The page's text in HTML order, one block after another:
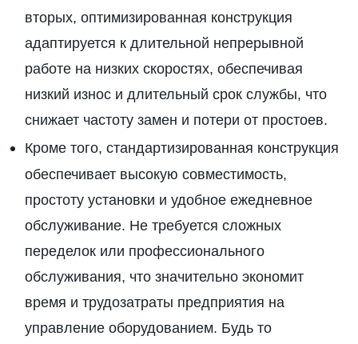
вторых, оптимизированная конструкция
адаптируется к длительной непрерывной
работе на низких скоростях, обеспечивая
низкий износ и длительный срок службы, что
снижает частоту замен и потери от простоев.
Кроме того, стандартизированная конструкция
обеспечивает высокую совместимость,
простоту установки и удобное ежедневное
обслуживание. Не требуется сложных
переделок или профессионального
обслуживания, что значительно экономит
время и трудозатраты предприятия на
управление оборудованием. Будь то